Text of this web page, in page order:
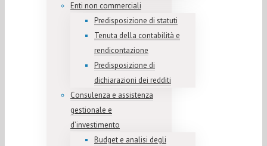
Enti non commerciali
Predisposizione di statuti
Tenuta della contabilità e
rendicontazione
Predisposizione di
dichiarazioni dei redditi
Consulenza e assistenza
gestionale e
d’investimento
Budget e analisi degli